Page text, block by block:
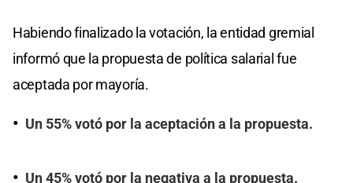
Habiendo finalizado la votación, la entidad gremial
informó que la propuesta de política salarial fue
aceptada por mayoría.
Un 55% votó por la aceptación a la propuesta.
Un 45% votó por la negativa a la propuesta.